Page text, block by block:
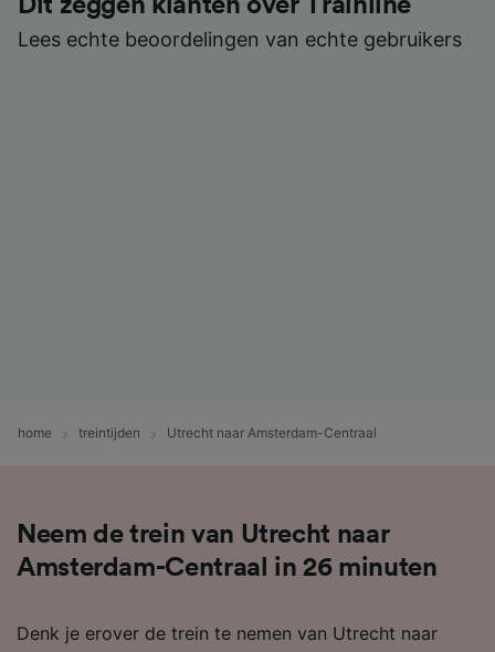
Lees echte beoordelingen van echte gebruikers
home treintijden Utrecht naar Amsterdam-Centraal
Neem de trein van Utrecht naar
Amsterdam-Centraal in 26 minuten
Denk je erover de trein te nemen van Utrecht naar